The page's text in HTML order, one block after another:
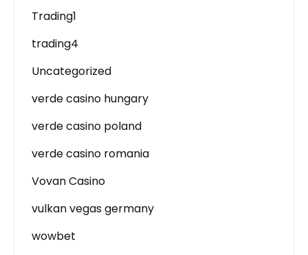
Trading1
trading4
Uncategorized
verde casino hungary
verde casino poland
verde casino romania
Vovan Casino
vulkan vegas germany
wowbet